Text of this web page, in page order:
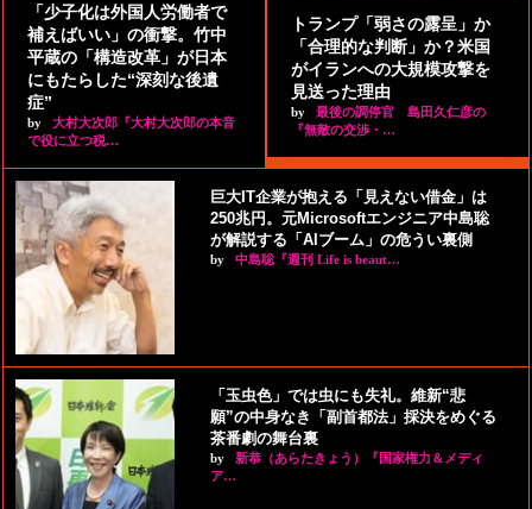
「少子化は外国人労働者で
補えばいい」の衝撃。竹中
平蔵の「構造改革」が日本
にもたらした“深刻な後遺
症”
by
大村大次郎『大村大次郎の本音
で役に立つ税…
トランプ「弱さの露呈」か
「合理的な判断」か？米国
がイランへの大規模攻撃を
見送った理由
by
最後の調停官 島田久仁彦の
『無敵の交渉・…
巨大IT企業が抱える「見えない借金」は
250兆円。元Microsoftエンジニア中島聡
が解説する「AIブーム」の危うい裏側
by 中島聡『週刊 Life is beaut…
「玉虫色」では虫にも失礼。維新“悲
願”の中身なき「副首都法」採決をめぐる
茶番劇の舞台裏
by
新恭（あらたきょう）『国家権力＆メディ
ア…